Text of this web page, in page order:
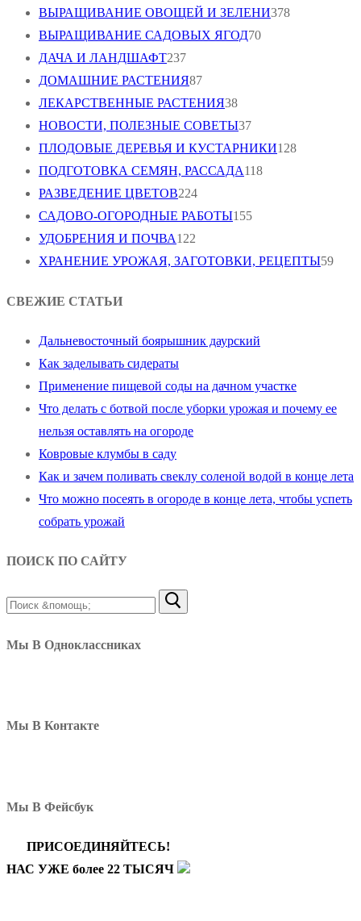
ВЫРАЩИВАНИЕ ОВОЩЕЙ И ЗЕЛЕНИ378
ВЫРАЩИВАНИЕ САДОВЫХ ЯГОД70
ДАЧА И ЛАНДШАФТ237
ДОМАШНИЕ РАСТЕНИЯ87
ЛЕКАРСТВЕННЫЕ РАСТЕНИЯ38
НОВОСТИ, ПОЛЕЗНЫЕ СОВЕТЫ37
ПЛОДОВЫЕ ДЕРЕВЬЯ И КУСТАРНИКИ128
ПОДГОТОВКА СЕМЯН, РАССАДА118
РАЗВЕДЕНИЕ ЦВЕТОВ224
САДОВО-ОГОРОДНЫЕ РАБОТЫ155
УДОБРЕНИЯ И ПОЧВА122
ХРАНЕНИЕ УРОЖАЯ, ЗАГОТОВКИ, РЕЦЕПТЫ59
СВЕЖИЕ СТАТЬИ
Дальневосточный боярышник даурский
Как заделывать сидераты
Применение пищевой соды на дачном участке
Что делать с ботвой после уборки урожая и почему ее
нельзя оставлять на огороде
Ковровые клумбы в саду
Как и зачем поливать свеклу соленой водой в конце лета
Что можно посеять в огороде в конце лета, чтобы успеть
собрать урожай
ПОИСК ПО САЙТУ
Найти:
Мы В Одноклассниках
Мы В Контакте
Мы В Фейсбук
ПРИСОЕДИНЯЙТЕСЬ!
НАС УЖЕ более 22 ТЫСЯЧ